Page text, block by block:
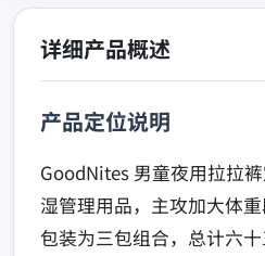
详细产品概述
产品定位说明
GoodNites 男童夜用拉拉
湿管理用品，主攻加大体重
包装为三包组合，总计六